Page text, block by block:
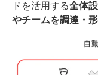
ドを活用する全体
やチームを調達・